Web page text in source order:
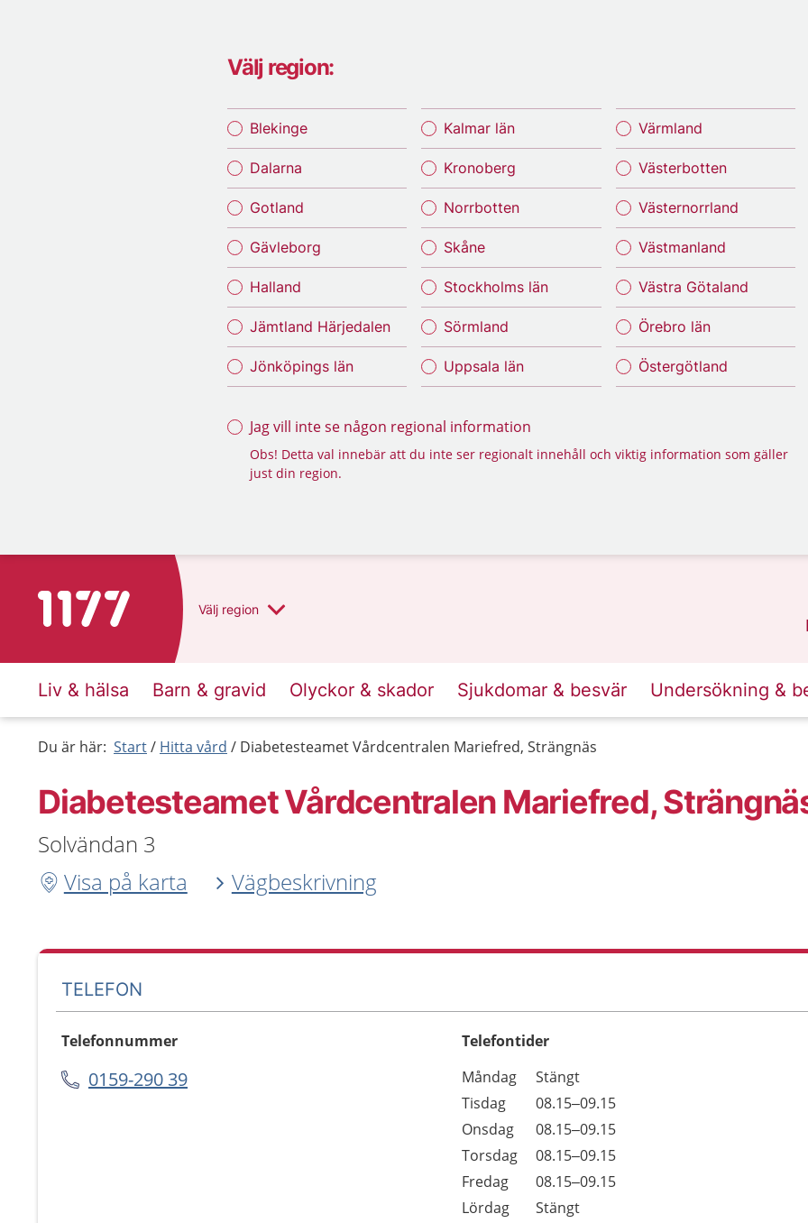
Välj region:
Blekinge
Dalarna
Gotland
Gävleborg
Halland
Jämtland Härjedalen
Jönköpings län
Kalmar län
Kronoberg
Norrbotten
Skåne
Stockholms län
Sörmland
Uppsala län
Värmland
Västerbotten
Västernorrland
Västmanland
Västra Götaland
Örebro län
Östergötland
Jag vill inte se någon regional information
Obs! Detta val innebär att du inte ser regionalt innehåll och viktig information som gäller
just din region.
Till startsidan för 1177 Välj region
Liv & hälsa Barn & gravid Olyckor & skador Sjukdomar & besvär Undersökning &
Du är här: Start Hitta vård Diabetesteamet Vårdcentralen Mariefred, Strängnäs
Diabetesteamet Vårdcentralen Mariefred,
Solvändan 3
Visa på karta
Vägbeskrivning
TELEFON
Telefonnummer
0159-290 39
Telefontider
Dag
Öppettider
Kommentarer
Måndag
Stängt
Tisdag
08.15–09.15
Onsdag
08.15–09.15
Torsdag
08.15–09.15
Fredag
08.15–09.15
Lördag
Stängt